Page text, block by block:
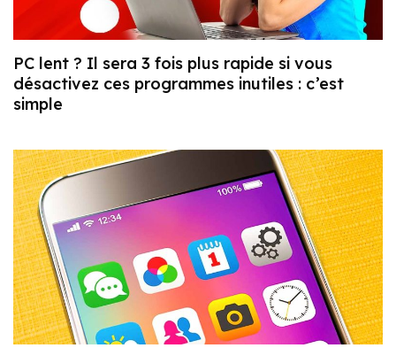
PC lent ? Il sera 3 fois plus rapide si vous
désactivez ces programmes inutiles : c’est
simple